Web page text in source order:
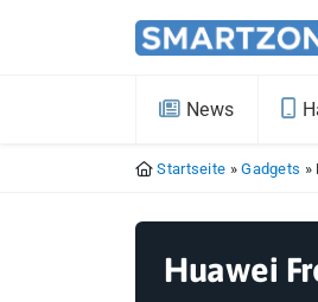
News
Startseite »Gadgets »
Huawei